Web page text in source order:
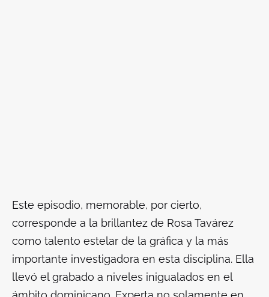
Este episodio, memorable, por cierto,
corresponde a la brillantez de Rosa Tavárez
como talento estelar de la gráfica y la más
importante investigadora en esta disciplina. Ella
llevó el grabado a niveles inigualados en el